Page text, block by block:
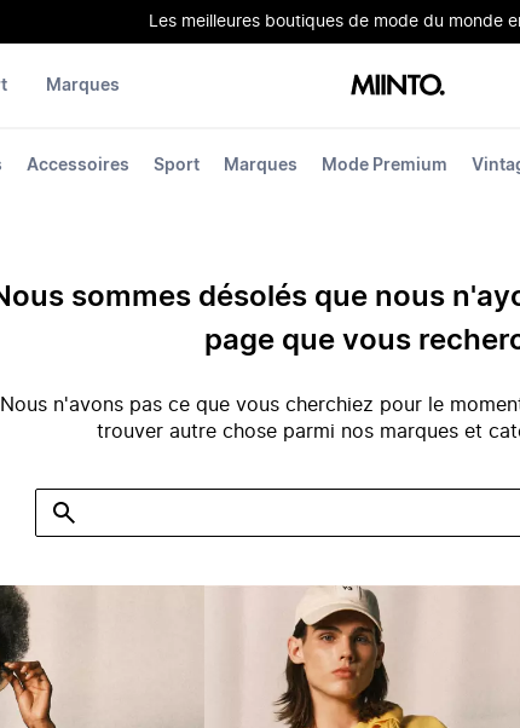
Les meilleures boutiques de mode du monde
Accessoires Sport Marques Mode Premium
Marques
sommes désolés que nous
page que vous
Nous n'avons pas ce que vous cherchiez pour le
trouver autre chose parmi nos marques et